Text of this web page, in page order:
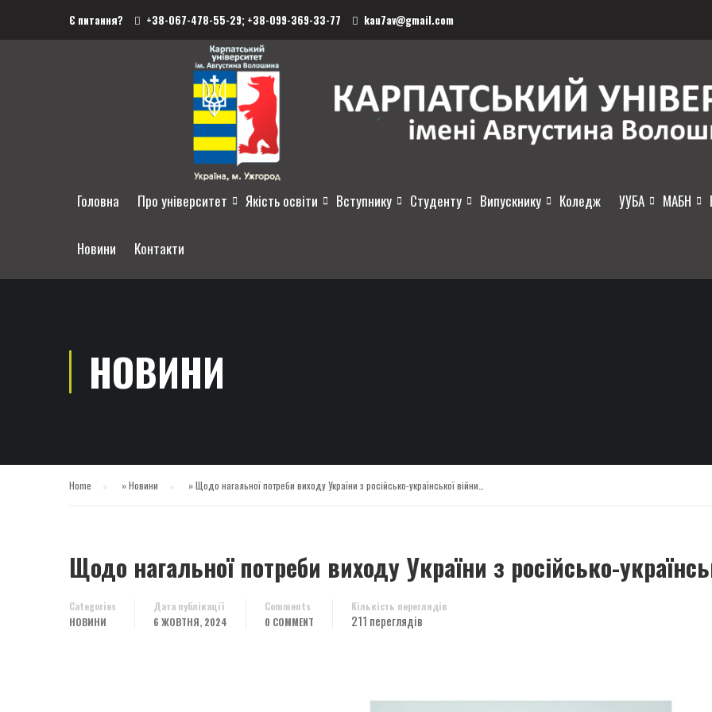
Є питання? +38-067-478-55-29; +38-099-369-33-77 kau7av@gmail.com
Головна Про університет Якість освіти Вступнику Студенту Випускнику Коледж УУБА МАБН
Новини Контакти
НОВИНИ
Home »Новини »Щодо нагальної потреби виходу України з російсько-української війни…
Щодо нагальної потреби виходу України з російсько-
Categories
НОВИНИ
Дата публікації
6 ЖОВТНЯ, 2024
Comments
0 COMMENT
Кількість переглядів
211 переглядів